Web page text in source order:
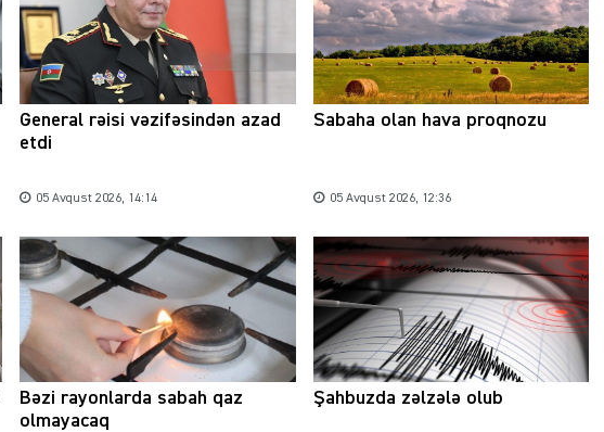
General rəisi vəzifəsindən azad
etdi
05 Avqust 2026, 14:14
Sabaha olan hava proqnozu
05 Avqust 2026, 12:36
Bəzi rayonlarda sabah qaz
olmayacaq
Şahbuzda zəlzələ olub